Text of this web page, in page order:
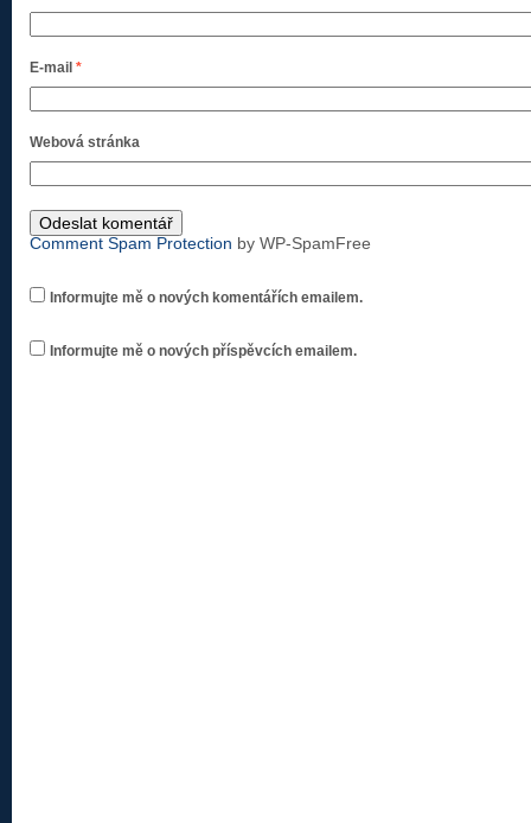
E-mail *
Webová stránka
Comment Spam Protection by WP-SpamFree
Informujte mě o nových komentářích emailem.
Informujte mě o nových příspěvcích emailem.